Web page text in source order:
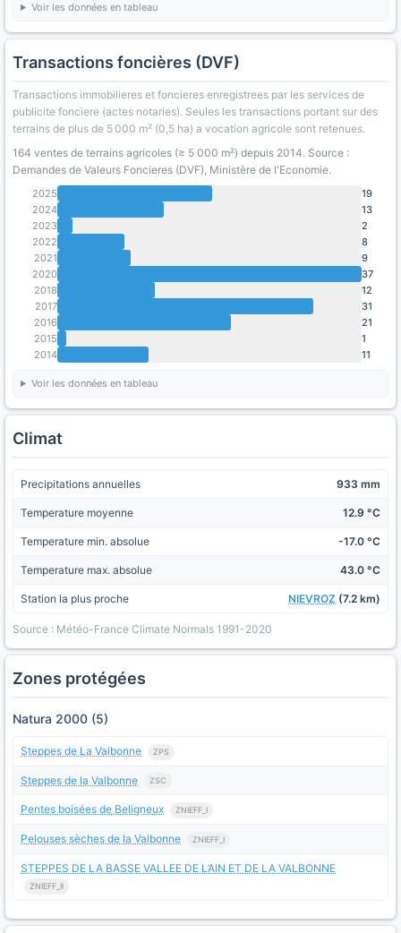
Voir les données en tableau
Transactions foncières (DVF)
Transactions immobilieres et foncieres enregistrees par les services de
publicite fonciere (actes notaries). Seules les transactions portant sur des
terrains de plus de 5 000 m² (0,5 ha) a vocation agricole sont retenues.
164 ventes de terrains agricoles (≥ 5 000 m²) depuis 2014. Source :
Demandes de Valeurs Foncieres (DVF), Ministère de l'Economie.
2025
19
2024
13
2023
2
2022
8
2021
9
2020
37
2018
12
2017
31
2016
21
2015
1
2014
11
Voir les données en tableau
Climat
Precipitations annuelles 933 mm
Temperature moyenne 12.9 °C
Temperature min. absolue -17.0 °C
Temperature max. absolue 43.0 °C
Station la plus proche NIEVROZ (7.2 km)
Source : Météo-France Climate Normals 1991-2020
Zones protégées
Natura 2000 (5)
Steppes de La Valbonne ZPS
Steppes de la Valbonne ZSC
Pentes boisées de Beligneux ZNIEFF_I
Pelouses sèches de la Valbonne ZNIEFF_I
STEPPES DE LA BASSE VALLEE DE L’AIN ET DE LA VALBONNE
ZNIEFF_II